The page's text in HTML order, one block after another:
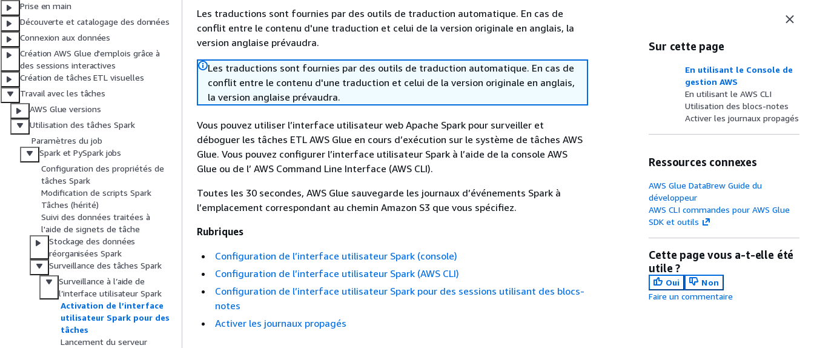
Prise en main
Découverte et catalogage des données
Connexion aux données
Création AWS Glue d'emplois grâce à
des sessions interactives
Création de tâches ETL visuelles
Travail avec les tâches
AWS Glue versions
Utilisation des tâches Spark
Paramètres du job
Spark et PySpark jobs
Configuration des propriétés de
tâches Spark
Modification de scripts Spark
Tâches (hérité)
Suivi des données traitées à
l'aide de signets de tâche
Stockage des données
réorganisées Spark
Surveillance des tâches Spark
Surveillance à l’aide de
l’interface utilisateur Spark
Activation de l’interface
utilisateur Spark pour des
tâches
Lancement du serveur
Les traductions sont fournies par des outils de traduction automatique. En cas de
conflit entre le contenu d'une traduction et celui de la version originale en anglais, la
version anglaise prévaudra.
Les traductions sont fournies par des outils de traduction automatique. En cas de
conflit entre le contenu d'une traduction et celui de la version originale en anglais,
la version anglaise prévaudra.
Vous pouvez utiliser l’interface utilisateur web Apache Spark pour surveiller et
déboguer les tâches ETL AWS Glue en cours d’exécution sur le système de tâches AWS
Glue. Vous pouvez configurer l’interface utilisateur Spark à l’aide de la console AWS
Glue ou de l’ AWS Command Line Interface (AWS CLI).
Toutes les 30 secondes, AWS Glue sauvegarde les journaux d’événements Spark à
l’emplacement correspondant au chemin Amazon S3 que vous spécifiez.
Rubriques
Configuration de l’interface utilisateur Spark (console)
Configuration de l’interface utilisateur Spark (AWS CLI)
Configuration de l’interface utilisateur Spark pour des sessions utilisant des blocs-
notes
Activer les journaux propagés
Sur cette page
En utilisant le Console de
gestion AWS
En utilisant le AWS CLI
Utilisation des blocs-notes
Activer les journaux propagés
Ressources connexes
AWS Glue DataBrew Guide du
développeur
AWS CLI commandes pour AWS Glue
SDK et outils
Cette page vous a-t-elle été
utile ?
Oui
Non
Faire un commentaire